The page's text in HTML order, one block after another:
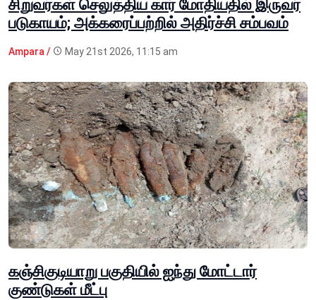
சிறுவர்கள் செலுத்திய கார் மோதியதில் இருவர்
படுகாயம்; அக்கரைப்பற்றில் அதிர்ச்சி சம்பவம்
Ampara / May 21st 2026, 11:15 am
கஞ்சிகுடியாறு பகுதியில் ஐந்து மோட்டார்
குண்டுகள் மீட்பு